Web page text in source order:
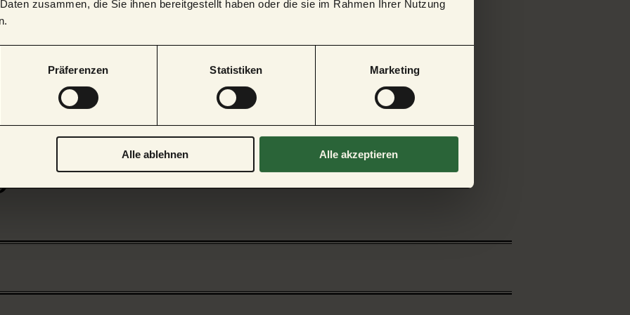
zusammen, die Sie ihnen bereitgestellt haben oder die sie im Rahmen Ihrer Nutzung
Präferenzen Statistiken Marketing
Alle ablehnen Alle akzeptieren
Informationen